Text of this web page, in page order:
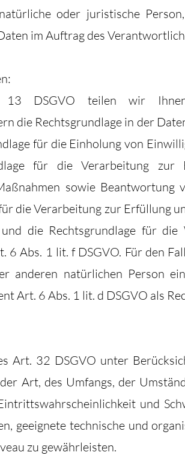
oder juristische
im Auftrag des
DSGVO teilen wir Ihnen
die Rechtsgrundlage in der
für die Einholung von
für die Verarbeitung zur
sowie
die Verarbeitung zur Erfüllung
die Rechtsgrundlage für die
6 Abs. 1 lit. f DSGVO. Für den
anderen natürlichen Person
Art. 6 Abs. 1 lit. d DSGVO als
Art. 32 DSGVO unter
Art, des Umfangs, der
und
geeignete technische und
zu gewährleisten.